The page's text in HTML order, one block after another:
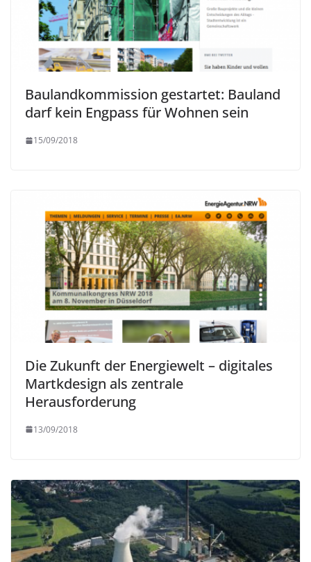
Baulandkommission gestartet: Bauland
darf kein Engpass für Wohnen sein
15/09/2018
Die Zukunft der Energiewelt – digitales
Martkdesign als zentrale
Herausforderung
13/09/2018